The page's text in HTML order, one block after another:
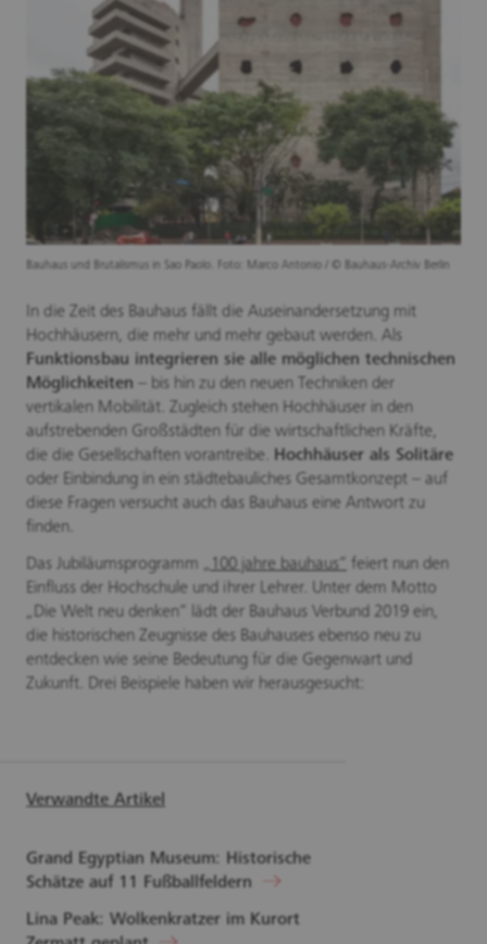
Bauhaus und Brutalismus in Sao Paolo. Foto: Marco Antonio / © Bauhaus-Archiv Berlin
In die Zeit des Bauhaus fällt die Auseinandersetzung mit
Hochhäusern, die mehr und mehr gebaut werden. Als
Funktionsbau integrieren sie alle möglichen technischen
Möglichkeiten – bis hin zu den neuen Techniken der
vertikalen Mobilität. Zugleich stehen Hochhäuser in den
aufstrebenden Großstädten für die wirtschaftlichen Kräfte,
die die Gesellschaften vorantreibe.
Hochhäuser als Solitäre
oder Einbindung in ein städtebauliches Gesamtkonzept – auf
diese Fragen versucht auch das Bauhaus eine Antwort zu
finden.
Das Jubiläumsprogramm „100 jahre bauhaus“ feiert nun den
Einfluss der Hochschule und ihrer Lehrer. Unter dem Motto
„Die Welt neu denken“ lädt der Bauhaus Verbund 2019 ein,
die historischen Zeugnisse des Bauhauses ebenso neu zu
entdecken wie seine Bedeutung für die Gegenwart und
Zukunft. Drei Beispiele haben wir herausgesucht:
Verwandte Artikel
Grand Egyptian Museum: Historische
Schätze auf 11 Fußballfeldern
Lina Peak: Wolkenkratzer im Kurort